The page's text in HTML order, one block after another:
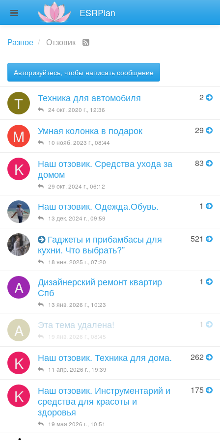
ESRPlan
Разное Отзовик
Авторизуйтесь, чтобы написать сообщение
Т Техника для автомобиля
24 окт. 2020 г., 12:36
2
M Умная колонка в подарок
10 нояб. 2023 г., 08:44
29
K
Наш отзовик. Средства ухода за
домом
29 окт. 2024 г., 06:12
83
Наш отзовик. Одежда.Обувь.
13 дек. 2024 г., 09:59
1
Гаджеты и прибамбасы для
кухни. Что выбрать?”
18 янв. 2025 г., 07:20
521
A
Дизайнерский ремонт квартир
Спб
13 янв. 2026 г., 10:23
1
A Эта тема удалена!
19 янв. 2026 г., 08:45
1
K Наш отзовик. Техника для дома.
11 апр. 2026 г., 19:39
262
K
Наш отзовик. Инструментарий и
средства для красоты и
здоровья
19 мая 2026 г., 10:51
175